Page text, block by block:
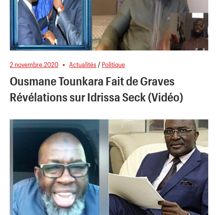
2 novembre 2020 Actualités / Politique
Ousmane Tounkara Fait de Graves
Révélations sur Idrissa Seck (Vidéo)